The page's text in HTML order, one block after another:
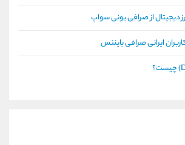
دیجیتال از صرافی یونی سواپ
ایرانی صرافی بایننس